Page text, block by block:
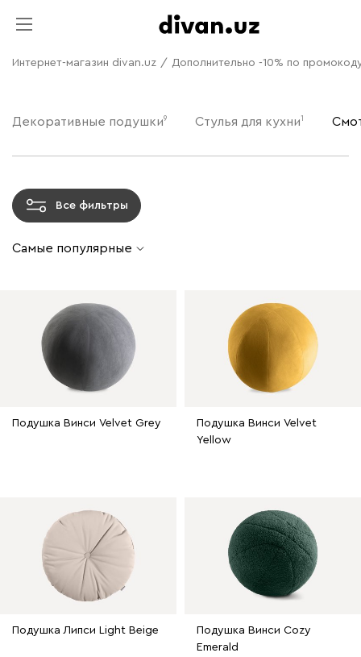
Интернет-магазин divan.uz / Дополнительно -10% по
Декоративные подушки9 Стулья для кухни 1
Все фильтры
Самые популярные
Подушка Винси Velvet Grey
Подушка Винси Velvet
Yellow
Подушка Липси Light Beige
Подушка Винси Cozy
Emerald